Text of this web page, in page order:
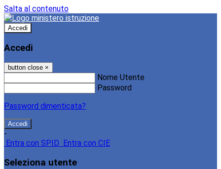
Salta al contenuto
Accedi
Accedi
button close ×
Nome Utente
Password
Password dimenticata?
-
Entra con SPID
Entra con CIE
Seleziona utente